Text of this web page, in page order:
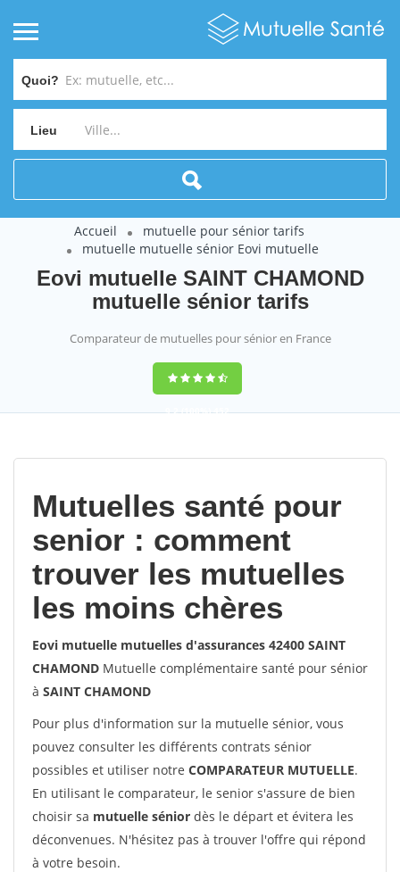
Quoi?
Lieu
Accueil
mutuelle pour sénior tarifs
mutuelle mutuelle sénior Eovi mutuelle
Eovi mutuelle SAINT CHAMOND
mutuelle sénior tarifs
Comparateur de mutuelles pour sénior en France
9,2(100%)452
Mutuelles santé pour
senior : comment
trouver les mutuelles
les moins chères
Eovi mutuelle mutuelles d'assurances 42400 SAINT
CHAMOND Mutuelle complémentaire santé pour sénior
à SAINT CHAMOND
Pour plus d'information sur la mutuelle sénior, vous
pouvez consulter les différents contrats sénior
possibles et utiliser notre COMPARATEUR MUTUELLE.
En utilisant le comparateur, le senior s'assure de bien
choisir sa mutuelle sénior dès le départ et évitera les
déconvenues. N'hésitez pas à trouver l'offre qui répond
à votre besoin.